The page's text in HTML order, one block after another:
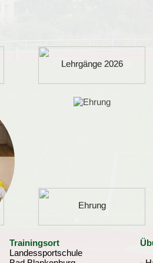
Lehrgänge 2026
Lehrgänge 2026
Ehrung
Ehrung
Trainingsort
Landessportschule